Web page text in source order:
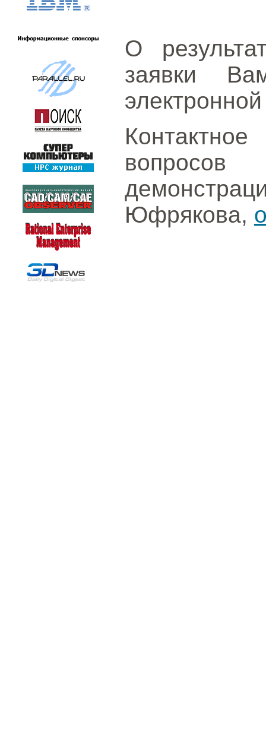
О
заявки
Юфрякова,